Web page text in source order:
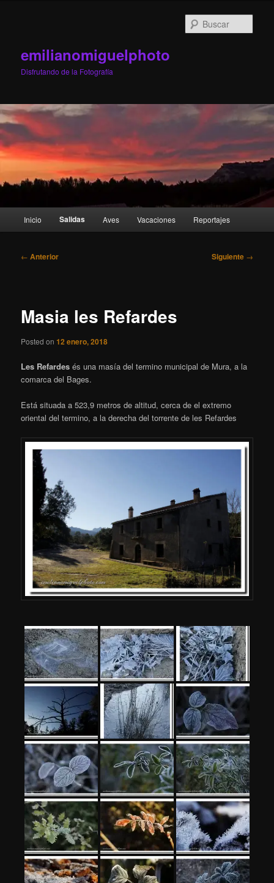
emilianomiguelphoto
Disfrutando de la Fotografía
Inicio Salidas Aves Vacaciones Reportajes
Navegación
← Anterior Siguiente →
Masia les Refardes
Posted on12 enero, 2018
Les Refardes és una masía del termino municipal de Mura, a la
comarca del Bages.
Está situada a 523,9 metros de altitud, cerca de el extremo
oriental del termino, a la derecha del torrente de les Refardes